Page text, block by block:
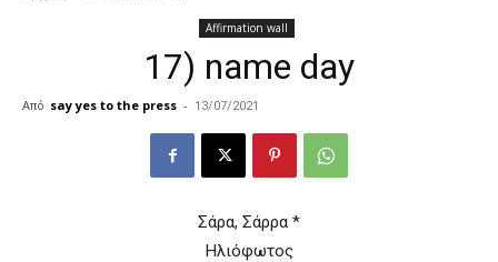
Affirmation wall
17) name day
Από say yes to the press - 13/07/2021
Σάρα, Σάρρα *
Ηλιόφωτος